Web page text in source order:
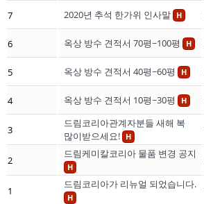
7 2020년 추석 한가위 인사말 H
6 옥상 방수 견적서 70평~100평 H
5 옥상 방수 견적서 40평~60평 H
4 옥상 방수 견적서 10평~30평 H
3
드림코리아관계자분들 새해 복
많이받으세요! H
2
드림케미칼코리아 물품 변경 공지
H
1
드림코리아가 리뉴얼 되었습니다.
H